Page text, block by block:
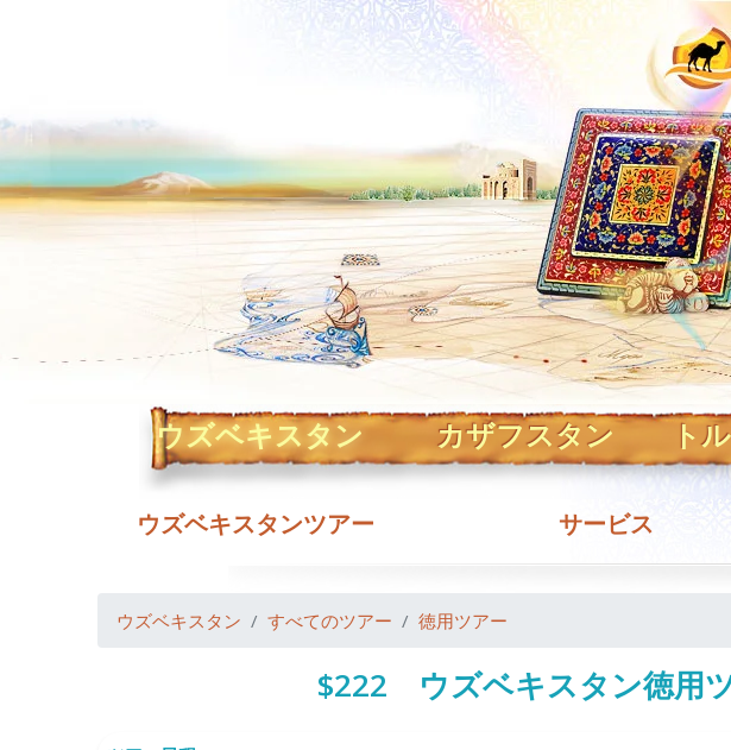
ウズベキスタン カザフスタン ト
ウズベキスタンツアー サービス
ウズベキスタン すべてのツアー 徳用ツアー
$222 ウズベキスタン徳用